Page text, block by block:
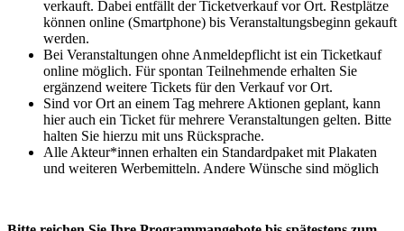
verkauft. Dabei entfällt der Ticketverkauf vor Ort. Restplätze
können online (Smartphone) bis Veranstaltungsbeginn gekauft
werden.
Bei Veranstaltungen ohne Anmeldepflicht ist ein Ticketkauf
online möglich. Für spontan Teilnehmende erhalten Sie
ergänzend weitere Tickets für den Verkauf vor Ort.
Sind vor Ort an einem Tag mehrere Aktionen geplant, kann
hier auch ein Ticket für mehrere Veranstaltungen gelten. Bitte
halten Sie hierzu mit uns Rücksprache.
Alle Akteur*innen erhalten ein Standardpaket mit Plakaten
und weiteren Werbemitteln. Andere Wünsche sind möglich